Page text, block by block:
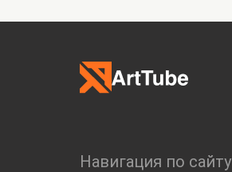
Навигация по сайту